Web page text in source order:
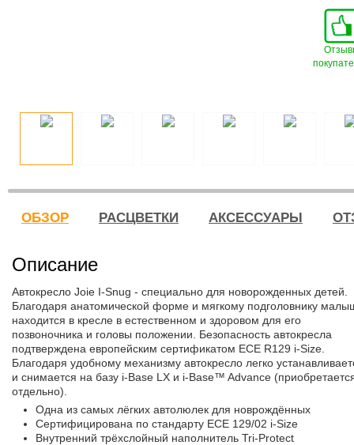
ОБЗОР РАСЦВЕТКИ АКСЕССУАРЫ
Описание
Автокресло Joie I-Snug - специально для новорожденных детей.
Благодаря анатомической форме и мягкому подголовнику
находится в кресле в естественном и здоровом для его
позвоночника и головы положении. Безопасность автокресла
подтверждена европейским сертификатом ECE R129 i-Size.
Благодаря удобному механизму автокресло легко
и снимается на базу i-Base LX и i-Base™ Advance
отдельно).
Одна из самых лёгких автолюлек для новрождённых
Сертифицирована по стандарту ECE 129/02 i-Size
Внутренний трёхслойный наполнитель Tri-Protect